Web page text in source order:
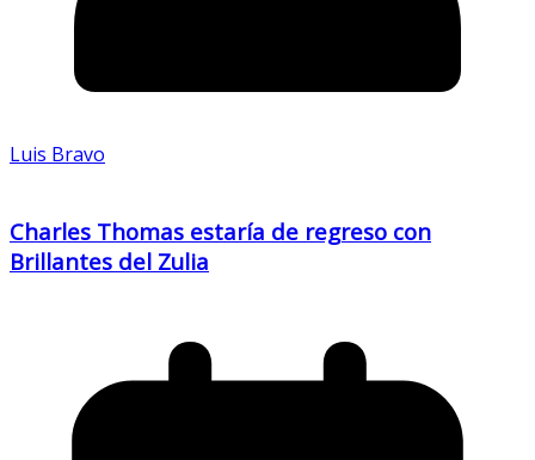
Luis Bravo
Charles Thomas estaría de regreso con
Brillantes del Zulia